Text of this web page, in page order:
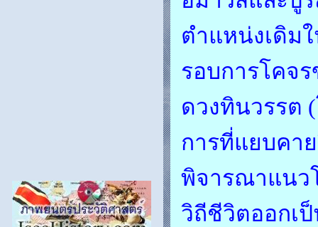
ตำแหน่งเดิม
รอบการโคจ
ดวงทินวรรต
การที่แยบคา
พิจารณาแนว
วิถีชีวิตออกเ